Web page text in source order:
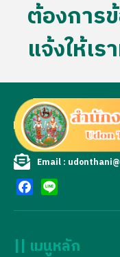
ต้องการ
แจ้งให้เร
Email :
|| เมนูหลัก